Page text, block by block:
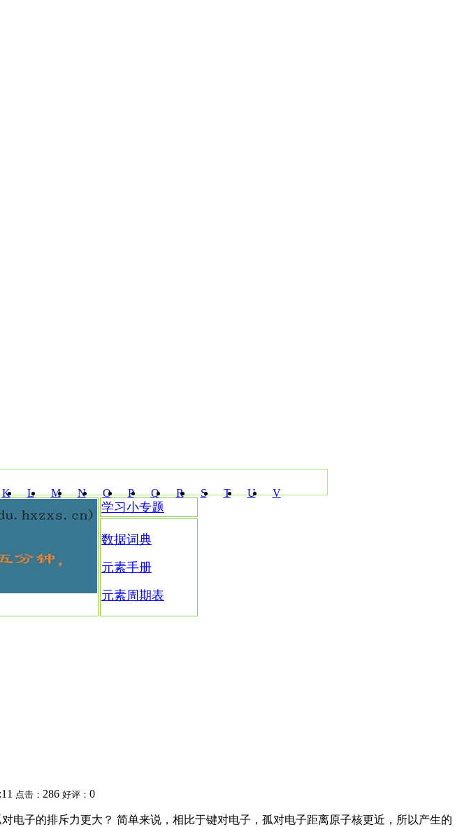
K L M N O P Q R S T U V
学习小专题
数据词典
元素手册
元素周期表
点击： 286 好评： 0
电子的排斥力更大？ 简单来说，相比于键对电子，孤对电子距离原子核更近，所以产生的